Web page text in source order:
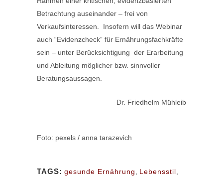
Betrachtung auseinander – frei von
Verkaufsinteressen. Insofern will das Webinar
auch “Evidenzcheck” für Ernährungsfachkräfte
sein – unter Berücksichtigung der Erarbeitung
und Ableitung möglicher bzw. sinnvoller
Beratungsaussagen.
Dr. Friedhelm Mühleib
Foto: pexels / anna tarazevich
TAGS: gesunde Ernährung Lebensstil